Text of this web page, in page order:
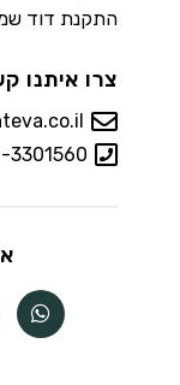
התקנת דוד
צרו איתנו
3301560